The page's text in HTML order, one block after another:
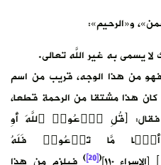
و«الرحيم»:
يسمى به غير اللَّه تعالى.
من هذا الوجه، قريب من اسم
كان هذا مشتقا من الرحمة قطعا،
فقال: ﴿قُلِ ٱدۡعُوا۟ ٱللَّهَ أَوِ
مَّا تَدۡعُوا۟ فَلَهُ
(
[20]
)